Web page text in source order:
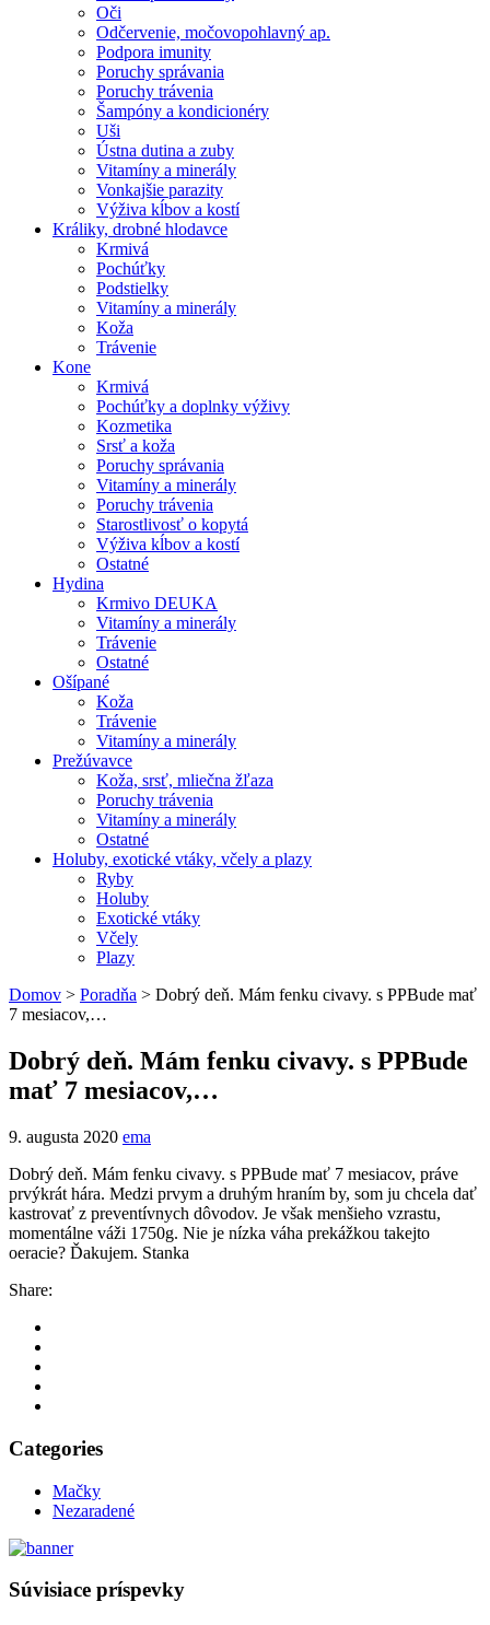
Oči
Odčervenie, močovopohlavný ap.
Podpora imunity
Poruchy správania
Poruchy trávenia
Šampóny a kondicionéry
Uši
Ústna dutina a zuby
Vitamíny a minerály
Vonkajšie parazity
Výživa kĺbov a kostí
Králiky, drobné hlodavce
Krmivá
Pochúťky
Podstielky
Vitamíny a minerály
Koža
Trávenie
Kone
Krmivá
Pochúťky a doplnky výživy
Kozmetika
Srsť a koža
Poruchy správania
Vitamíny a minerály
Poruchy trávenia
Starostlivosť o kopytá
Výživa kĺbov a kostí
Ostatné
Hydina
Krmivo DEUKA
Vitamíny a minerály
Trávenie
Ostatné
Ošípané
Koža
Trávenie
Vitamíny a minerály
Prežúvavce
Koža, srsť, mliečna žľaza
Poruchy trávenia
Vitamíny a minerály
Ostatné
Holuby, exotické vtáky, včely a plazy
Ryby
Holuby
Exotické vtáky
Včely
Plazy
Domov > Poradňa > Dobrý deň. Mám fenku civavy. s PPBude mať
7 mesiacov,…
Dobrý deň. Mám fenku civavy. s PPBude
mať 7 mesiacov,…
9. augusta 2020 ema
Dobrý deň. Mám fenku civavy. s PPBude mať 7 mesiacov, práve
prvýkrát hára. Medzi prvym a druhým hraním by, som ju chcela dať
kastrovať z preventívnych dôvodov. Je však menšieho vzrastu,
momentálne váži 1750g. Nie je nízka váha prekážkou takejto
oeracie? Ďakujem. Stanka
Share:
Categories
Mačky
Nezaradené
Súvisiace príspevky